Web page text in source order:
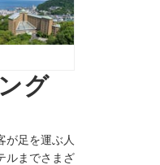
グ
が足を運ぶ人
ルまでさまざ